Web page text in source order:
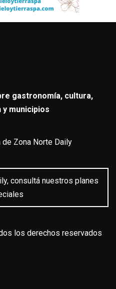
gastronomía, cultura,
municipios
de Zona Norte Daily
consultá nuestros planes
los derechos reservados